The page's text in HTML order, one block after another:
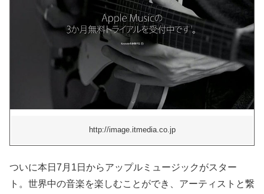
http://image.itmedia.co.jp
ついに本日7月1日からアップルミュージックがスター
ト。世界中の音楽を楽しむことができ、アーティストと繋